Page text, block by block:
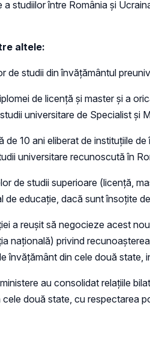
studiilor între România și
altele:
de studii din învățământul
de licență și master și a
universitare de Specialist și
10 ani eliberat de instituțiile
universitare recunoscută în
de studii superioare (licență,
de educație, dacă sunt însoțite
a reușit să negocieze acest
națională) privind
învățământ din cele două state,
au consolidat relațiile
două state, cu respectarea